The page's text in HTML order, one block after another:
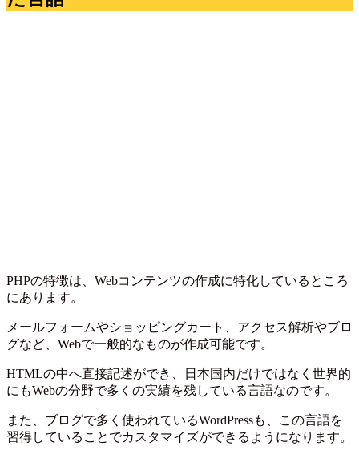
PHPの特徴は、Webコンテンツの作成に特化しているところ
にあります。
メールフォームやショッピングカート、アクセス解析やブロ
グなど、Webで一般的なものが作成可能です。
HTMLの中へ直接記述ができ、日本国内だけではなく世界的
にもWebの分野で多くの実績を残している言語なのです。
また、ブログで多く使われているWordPressも、この言語を
習得していることでカスタマイズができるようになります。